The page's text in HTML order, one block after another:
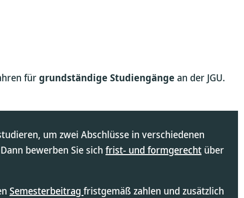
fürgrundständige Studiengänge an der JGU.
um zwei Abschlüsse in verschiedenen
bewerben Sie sich frist- und formgerecht über
Semesterbeitrag fristgemäß zahlen und zusätzlich